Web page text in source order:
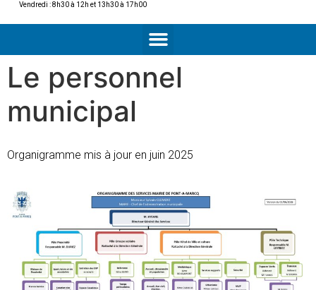
Vendredi : 8h30 à 12h et 13h30 à 17h00
Le personnel
municipal
Organigramme mis à jour en juin 2025